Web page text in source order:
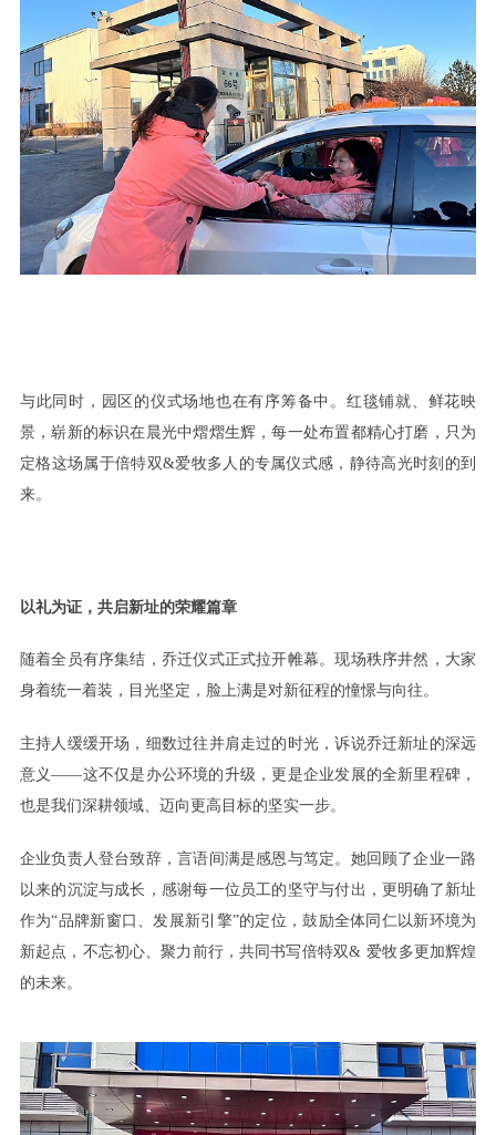
与此同时，园区的仪式场地也在有序筹备中。红毯铺就、鲜花映
景，崭新的标识在晨光中熠熠生辉，每一处布置都精心打磨，只为
定格这场属于倍特双&爱牧多人的专属仪式感，静待高光时刻的到
来。
以礼为证，共启新址的荣耀篇章
随着全员有序集结，乔迁仪式正式拉开帷幕。现场秩序井然，大家
身着统一着装，目光坚定，脸上满是对新征程的憧憬与向往。
主持人缓缓开场，细数过往并肩走过的时光，诉说乔迁新址的深远
意义——这不仅是办公环境的升级，更是企业发展的全新里程碑 ，
也是我们深耕领域、迈向更高目标的坚实一步。
企业负责人登台致辞，言语间满是感恩与笃定。她回顾了企业一路
以来的沉淀与成长，感谢每一位员工的坚守与付出，更明确了新址
作为“品牌新窗口、发展新引擎”的定位，鼓励全体同仁以新环境为
新起点，不忘初心、聚力前行，共同书写倍特双& 爱牧多更加辉煌
的未来。